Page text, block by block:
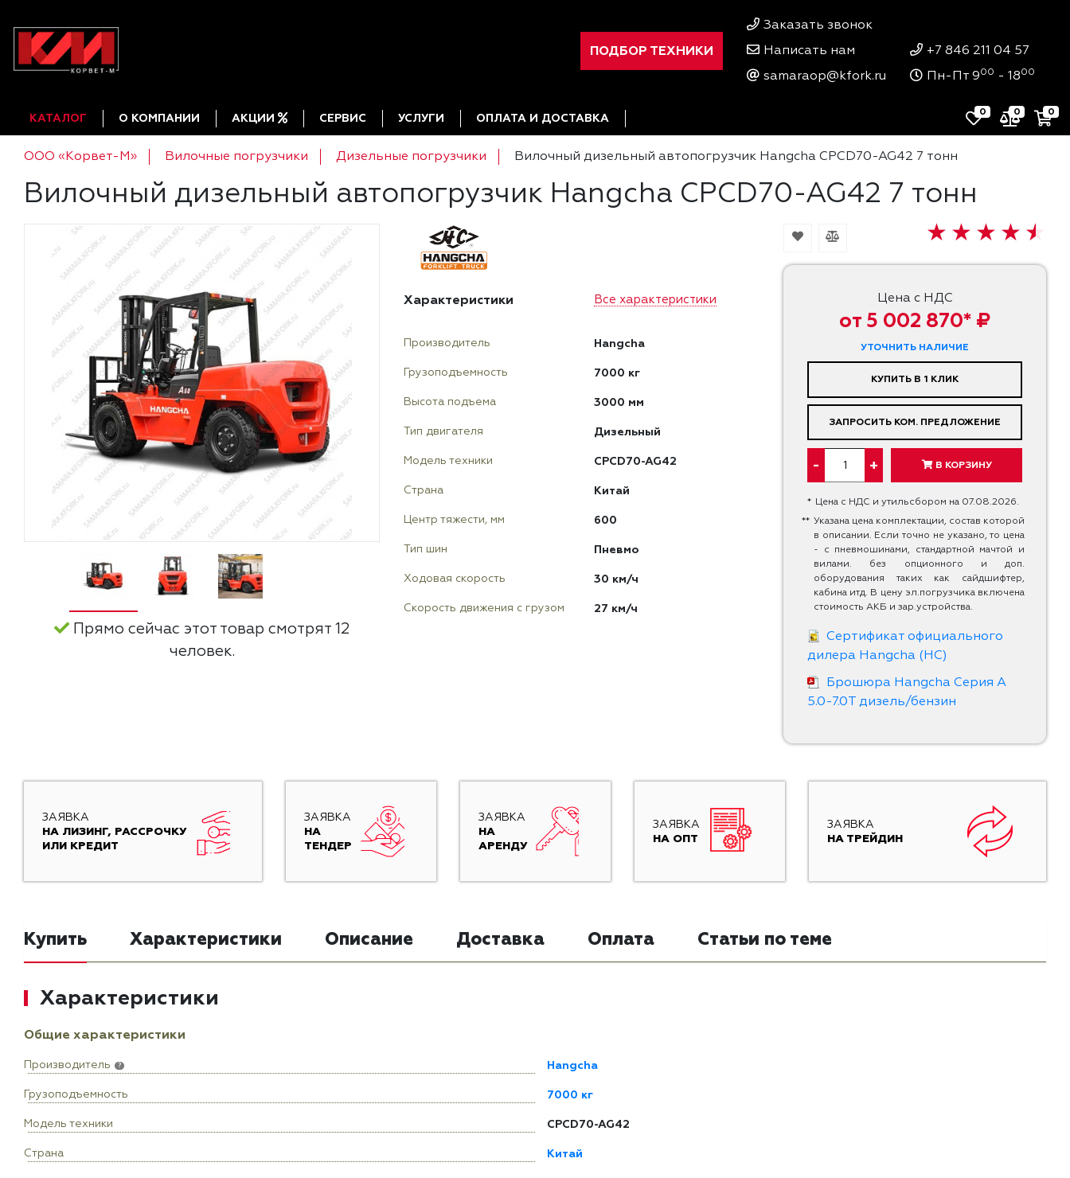
ПОДБОР ТЕХНИКИ
Заказать звонок
Написать нам
samaraop@kfork.ru
+7 846 211 04 57
Пн-Пт 900 - 1800
КАТАЛОГ О КОМПАНИИ АКЦИИ СЕРВИС УСЛУГИ ОПЛАТА И ДОСТАВКА 0 0 0
ООО «Корвет-М» Вилочные погрузчики Дизельные погрузчики Вилочный дизельный автопогрузчик Hangcha CPCD70-AG42 7 тонн
Вилочный дизельный автопогрузчик Hangcha CPCD70-AG42 7 тонн
Цена с НДС
от 5 002 870* ₽
УТОЧНИТЬ НАЛИЧИЕ
КУПИТЬ В 1 КЛИК
ЗАПРОСИТЬ КОМ. ПРЕДЛОЖЕНИЕ
- + В КОРЗИНУ
* Цена с НДС и утильсбором на 07.08.2026.
** Указана цена комплектации, состав которой
в описании. Если точно не указано, то цена
- с пневмошинами, стандартной мачтой и
вилами. без опционного и доп.
оборудования таких как сайдшифтер,
кабина итд. В цену эл.погрузчика включена
стоимость АКБ и зар.устройства.
Сертификат официального
дилера Hangcha (HC)
Брошюра Hangcha Серия А
5.0-7.0Т дизель/бензин
Прямо сейчас этот товар смотрят 12
человек.
Характеристики Все характеристики
Производитель Hangcha
Грузоподъемность 7000 кг
Высота подъема 3000 мм
Тип двигателя Дизельный
Модель техники CPCD70-AG42
Страна Китай
Центр тяжести, мм 600
Тип шин Пневмо
Ходовая скорость 30 км/ч
Скорость движения с грузом 27 км/ч
ЗАЯВКА
НА ЛИЗИНГ, РАССРОЧКУ
ИЛИ КРЕДИТ
ЗАЯВКА
НА
ТЕНДЕР
ЗАЯВКА
НА
АРЕНДУ
ЗАЯВКА
НА ОПТ
ЗАЯВКА
НА ТРЕЙДИН
Купить Характеристики Описание Доставка Оплата Статьи по теме
Характеристики
Общие характеристики
Производитель ? Hangcha
Грузоподъемность 7000 кг
Модель техники CPCD70-AG42
Страна Китай